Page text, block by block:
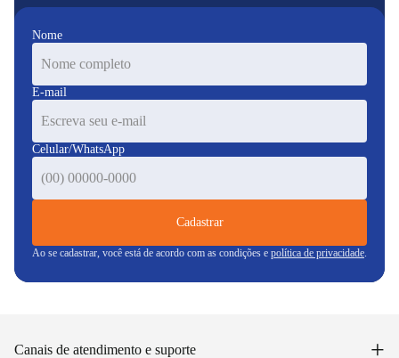
Nome
E-mail
Celular/WhatsApp
Cadastrar
Ao se cadastrar, você está de acordo com as condições e política de privacidade.
Canais de atendimento e suporte +